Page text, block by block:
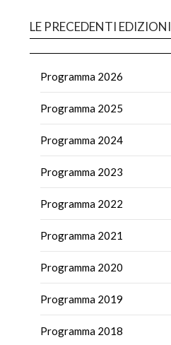
LE PRECEDENTI EDIZIONI
Programma 2026
Programma 2025
Programma 2024
Programma 2023
Programma 2022
Programma 2021
Programma 2020
Programma 2019
Programma 2018